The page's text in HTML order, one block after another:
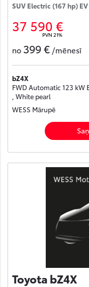
SUV Electric (167 hp)
37 590 €
PVN 21%
no 399 € /mēnesī
bZ4X
FWD Automatic 123 kW
, White pearl
WESS Mārupē
Toyota bZ4X